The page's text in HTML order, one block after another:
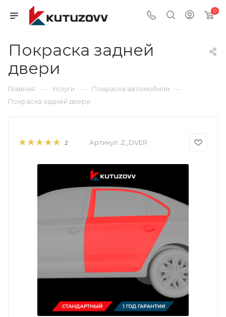
0
Покраска задней
двери
Главная — Услуги — Покраска автомобиля —
Покраска задней двери
2 Артикул: Z_DVER